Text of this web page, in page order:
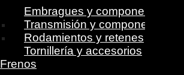
Embragues y componentes
Transmisión y componentes
Rodamientos y retenes
Tornillería y accesorios
Frenos